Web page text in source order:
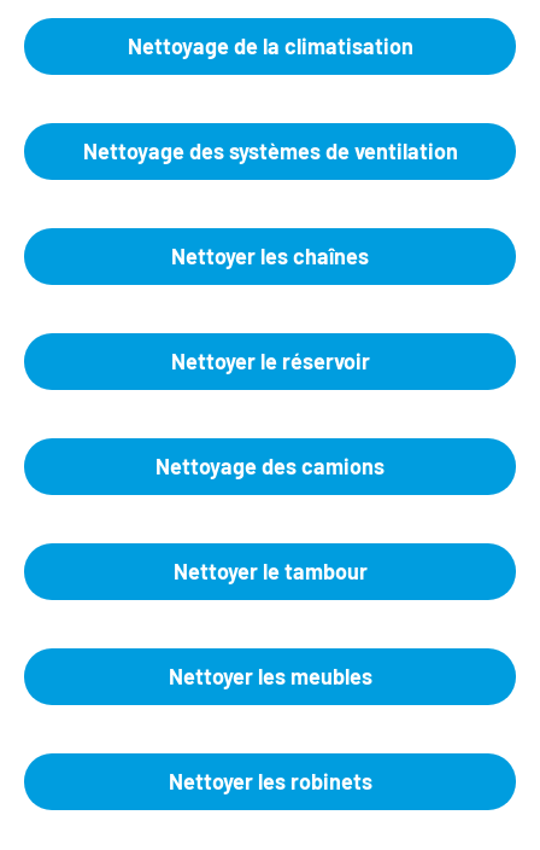
Nettoyage de la climatisation
Nettoyage des systèmes de ventilation
Nettoyer les chaînes
Nettoyer le réservoir
Nettoyage des camions
Nettoyer le tambour
Nettoyer les meubles
Nettoyer les robinets